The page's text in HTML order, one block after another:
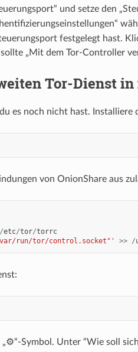
und setze den
festgelegt hast.
„Mit dem Tor-Controller
Tor-Dienst in
es noch nicht hast. Installiere
von OnionShare aus
/etc/tor/torrc
run/tor/control.socket"' >> /
Symbol. Unter “Wie soll